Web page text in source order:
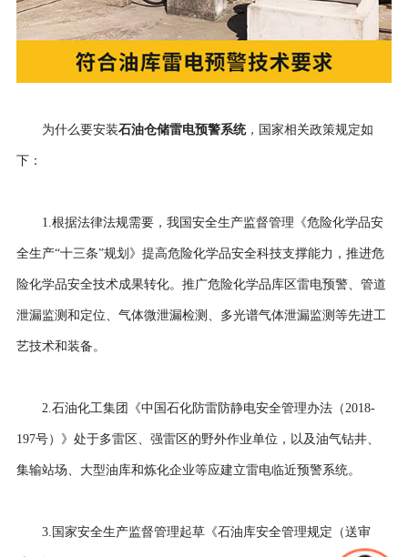
为什么要安装石油仓储雷电预警系统，国家相关政策规定如
下：
1.根据法律法规需要，我国安全生产监督管理《危险化学品安
全生产“十三条”规划》提高危险化学品安全科技支撑能力，推进危
险化学品安全技术成果转化。推广危险化学品库区雷电预警、管道
泄漏监测和定位、气体微泄漏检测、多光谱气体泄漏监测等先进工
艺技术和装备。
2.石油化工集团《中国石化防雷防静电安全管理办法（2018-
197号）》处于多雷区、强雷区的野外作业单位，以及油气钻井、
集输站场、大型油库和炼化企业等应建立雷电临近预警系统。
3.国家安全生产监督管理起草《石油库安全管理规定（送审